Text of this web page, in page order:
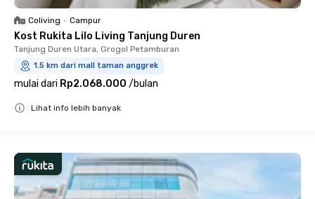
Coliving • Campur
Kost Rukita Lilo Living Tanjung Duren
Tanjung Duren Utara, Grogol Petamburan
1.5 km dari mall taman anggrek
mulai dari Rp2.068.000 /bulan
Lihat info lebih banyak